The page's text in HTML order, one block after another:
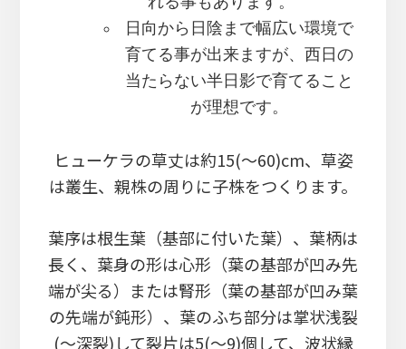
日向から日陰まで幅広い環境で
育てる事が出来ますが、西日の
当たらない半日影で育てること
が理想です。
ヒューケラの草丈は約15(～60)cm、草姿
は叢生、親株の周りに子株をつくります。
葉序は根生葉（基部に付いた葉）、葉柄は
長く、葉身の形は心形（葉の基部が凹み先
端が尖る）または腎形（葉の基部が凹み葉
の先端が鈍形）、葉のふち部分は掌状浅裂
(～深裂)して裂片は5(～9)個して、波状縁